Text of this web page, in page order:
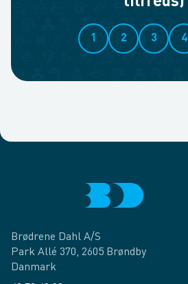
1 2 3 4
Brødrene Dahl A/S
Park Allé 370, 2605 Brøndby
Danmark